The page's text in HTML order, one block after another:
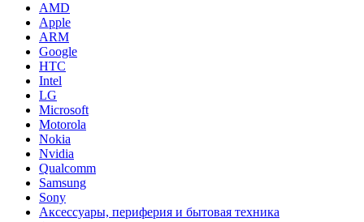
AMD
Apple
ARM
Google
HTC
Intel
LG
Microsoft
Motorola
Nokia
Nvidia
Qualcomm
Samsung
Sony
Аксессуары, периферия и бытовая техника